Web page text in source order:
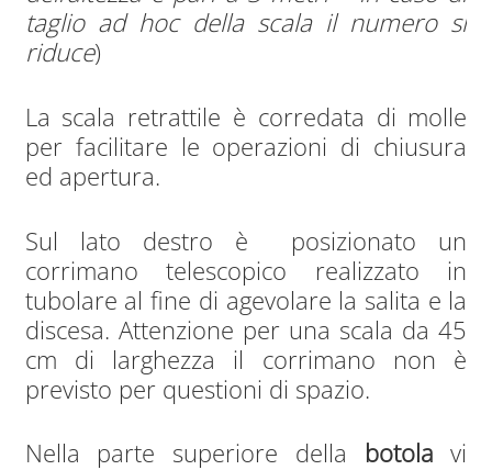
taglio ad hoc della scala il numero si
riduce)
La scala retrattile è corredata di molle
per facilitare le operazioni di chiusura
ed apertura.
Sul lato destro è posizionato un
corrimano telescopico realizzato in
tubolare al fine di agevolare la salita e la
discesa. Attenzione per una scala da 45
cm di larghezza il corrimano non è
previsto per questioni di spazio.
Nella parte superiore della botola vi